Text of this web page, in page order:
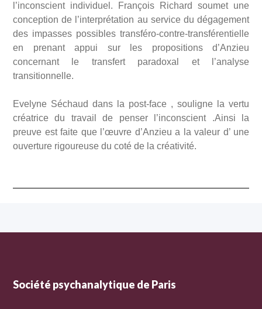
l’inconscient individuel. François Richard soumet une
conception de l’interprétation au service du dégagement
des impasses possibles transféro-contre-transférentielle
en prenant appui sur les propositions d’Anzieu
concernant le transfert paradoxal et l’analyse
transitionnelle.
Evelyne Séchaud dans la post-face , souligne la vertu
créatrice du travail de penser l’inconscient .Ainsi la
preuve est faite que l’œuvre d’Anzieu a la valeur d’ une
ouverture rigoureuse du coté de la créativité.
Société psychanalytique de Paris